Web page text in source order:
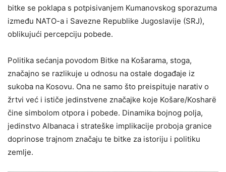
bitke se poklapa s potpisivanjem Kumanovskog sporazuma
između NATO-a i Savezne Republike Jugoslavije (SRJ),
oblikujući percepciju pobede.
Politika sećanja povodom Bitke na Košarama, stoga,
značajno se razlikuje u odnosu na ostale događaje iz
sukoba na Kosovu. Ona ne samo što preispituje narativ o
žrtvi već i ističe jedinstvene značajke koje Košare/Kosharë
čine simbolom otpora i pobede. Dinamika bojnog polja,
jedinstvo Albanaca i strateške implikacije proboja granice
doprinose trajnom značaju te bitke za istoriju i politiku
zemlje.